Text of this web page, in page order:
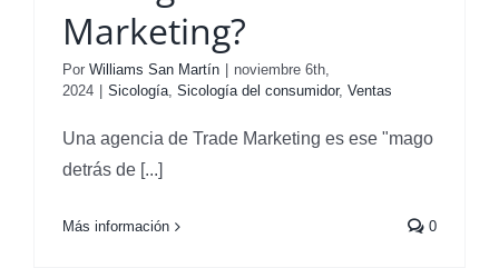
Marketing?
Por Williams San Martín
noviembre 6th,
2024
Sicología, Sicología del consumidor, Ventas
Una agencia de Trade Marketing es ese "mago
detrás de [...]
Más información 0